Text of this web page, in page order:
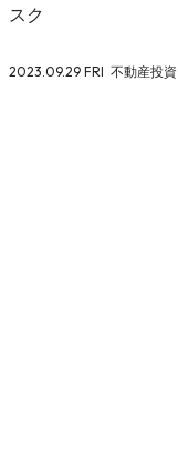
スク
2023.09.29 FRI 不動産投資